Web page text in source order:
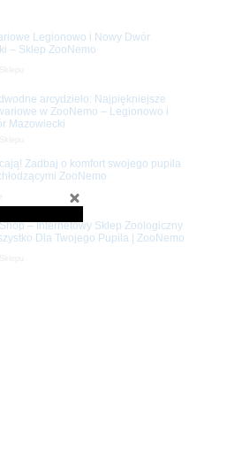
Legionowo i Nowy Dwór
– Sklep ZooNemo
arcydzieło: Najpiękniejsze
w ZooNemo – Legionowo i
Mazowiecki
Zadbaj o komfort swojego pupila
ZooNemo
– Internetowy Sklep Zoologiczny
Dla Twojego Pupila | ZooNemo